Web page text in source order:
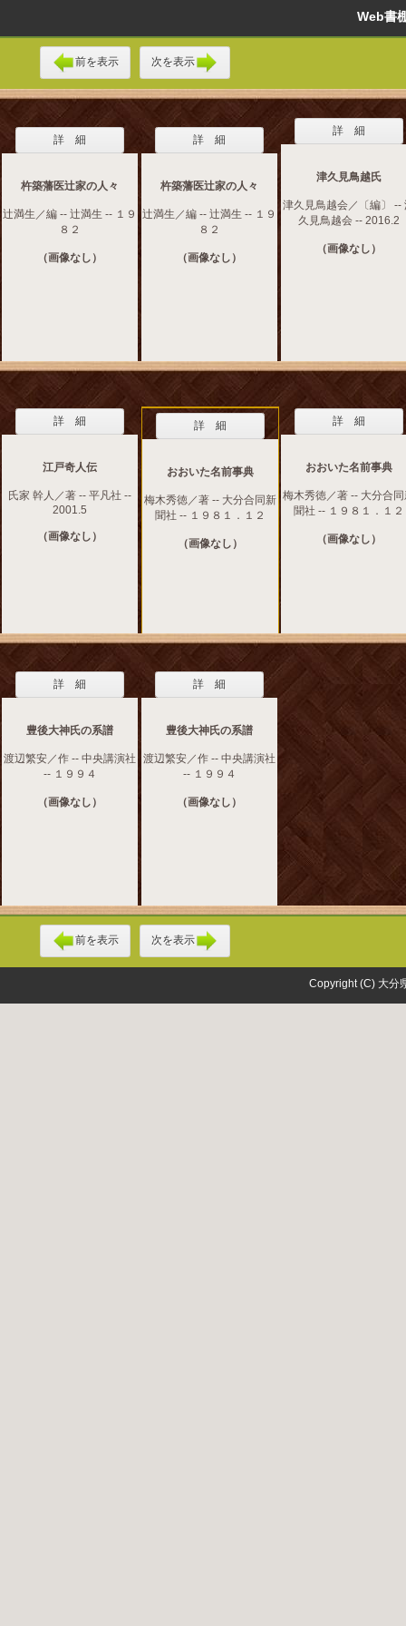
Web
前を表示 次を表示
詳 細
杵築藩医辻家の人々
辻満生／編 -- 辻満生 -- １９
８２
（画像なし）
詳 細
杵築藩医辻家の人々
辻満生／編 -- 辻満生 -- １９
８２
（画像なし）
詳 細
津久見鳥越氏
津久見鳥越会／〔編〕 --
久見鳥越会 -- 2016.2
（画像なし）
詳 細
江戸奇人伝
氏家 幹人／著 -- 平凡社 --
2001.5
（画像なし）
詳 細
おおいた名前事典
梅木秀徳／著 -- 大分合同新
聞社 -- １９８１．１２
（画像なし）
詳 細
おおいた名前事典
梅木秀徳／著 -- 大分合
聞社 -- １９８１．１２
（画像なし）
詳 細
豊後大神氏の系譜
渡辺繁安／作 -- 中央講演社
-- １９９４
（画像なし）
詳 細
豊後大神氏の系譜
渡辺繁安／作 -- 中央講演社
-- １９９４
（画像なし）
前を表示 次を表示
Copyright (C) 大分